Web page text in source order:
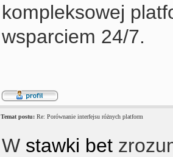
kompleksowej
wsparciem 24/7.
Temat postu: Re: Porównanie interfejsu różnych platform
W stawki bet